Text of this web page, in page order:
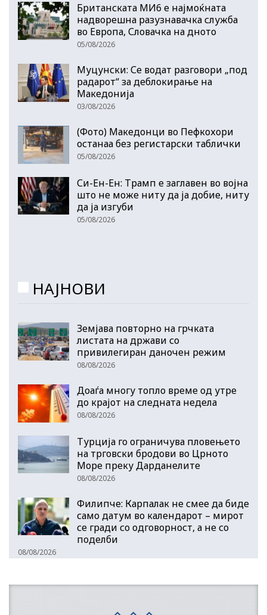
Британската МИ6 е најмоќната
надворешна разузнавачка служба
во Европа, Словачка на дното
05/08/2026
Муцунски: Се водат разговори „под
радарот“ за деблокирање на
Македонија
03/08/2026
(Фото) Македонци во Пефкохори
останаа без регистарски таблички
05/08/2026
Си-Ен-Ен: Трамп е заглавен во војна
што не може ниту да ја добие, ниту
да ја изгуби
05/08/2026
НАЈНОВИ
Земјава повторно на грчката
листата на држави со
привилегиран даночен режим
08/08/2026
Доаѓа многу топло време од утре
до крајот на следната недела
08/08/2026
Турција го ограничува пловењето
на трговски бродови во Црното
Море преку Дарданелите
08/08/2026
Филипче: Карпалак не смее да биде
само датум во календарот – мирот
се гради со одговорност, а не со
поделби
08/08/2026